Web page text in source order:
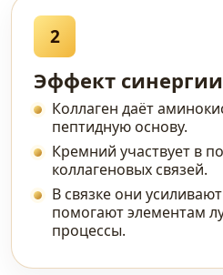
2
Эффект синергии
Коллаген даёт
пептидную основу.
Кремний участвует в
коллагеновых связей.
В связке они
помогают элементам
процессы.